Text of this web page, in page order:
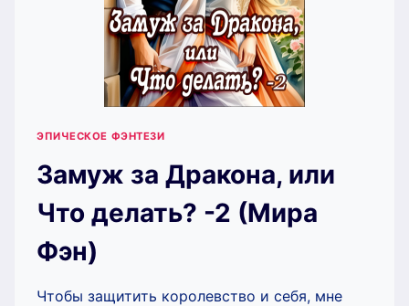
ЭПИЧЕСКОЕ ФЭНТЕЗИ
Замуж за Дракона, или
Что делать? -2 (Мира
Фэн)
Чтобы защитить королевство и себя, мне